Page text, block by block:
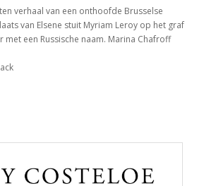
verhaal van een onthoofde Brusselse
van Elsene stuit Myriam Leroy op het graf
met een Russische naam. Marina Chafroff